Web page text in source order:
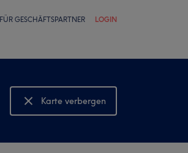
FÜR GESCHÄFTSPARTNER LOGIN
Karte verbergen
Karte anzeigen